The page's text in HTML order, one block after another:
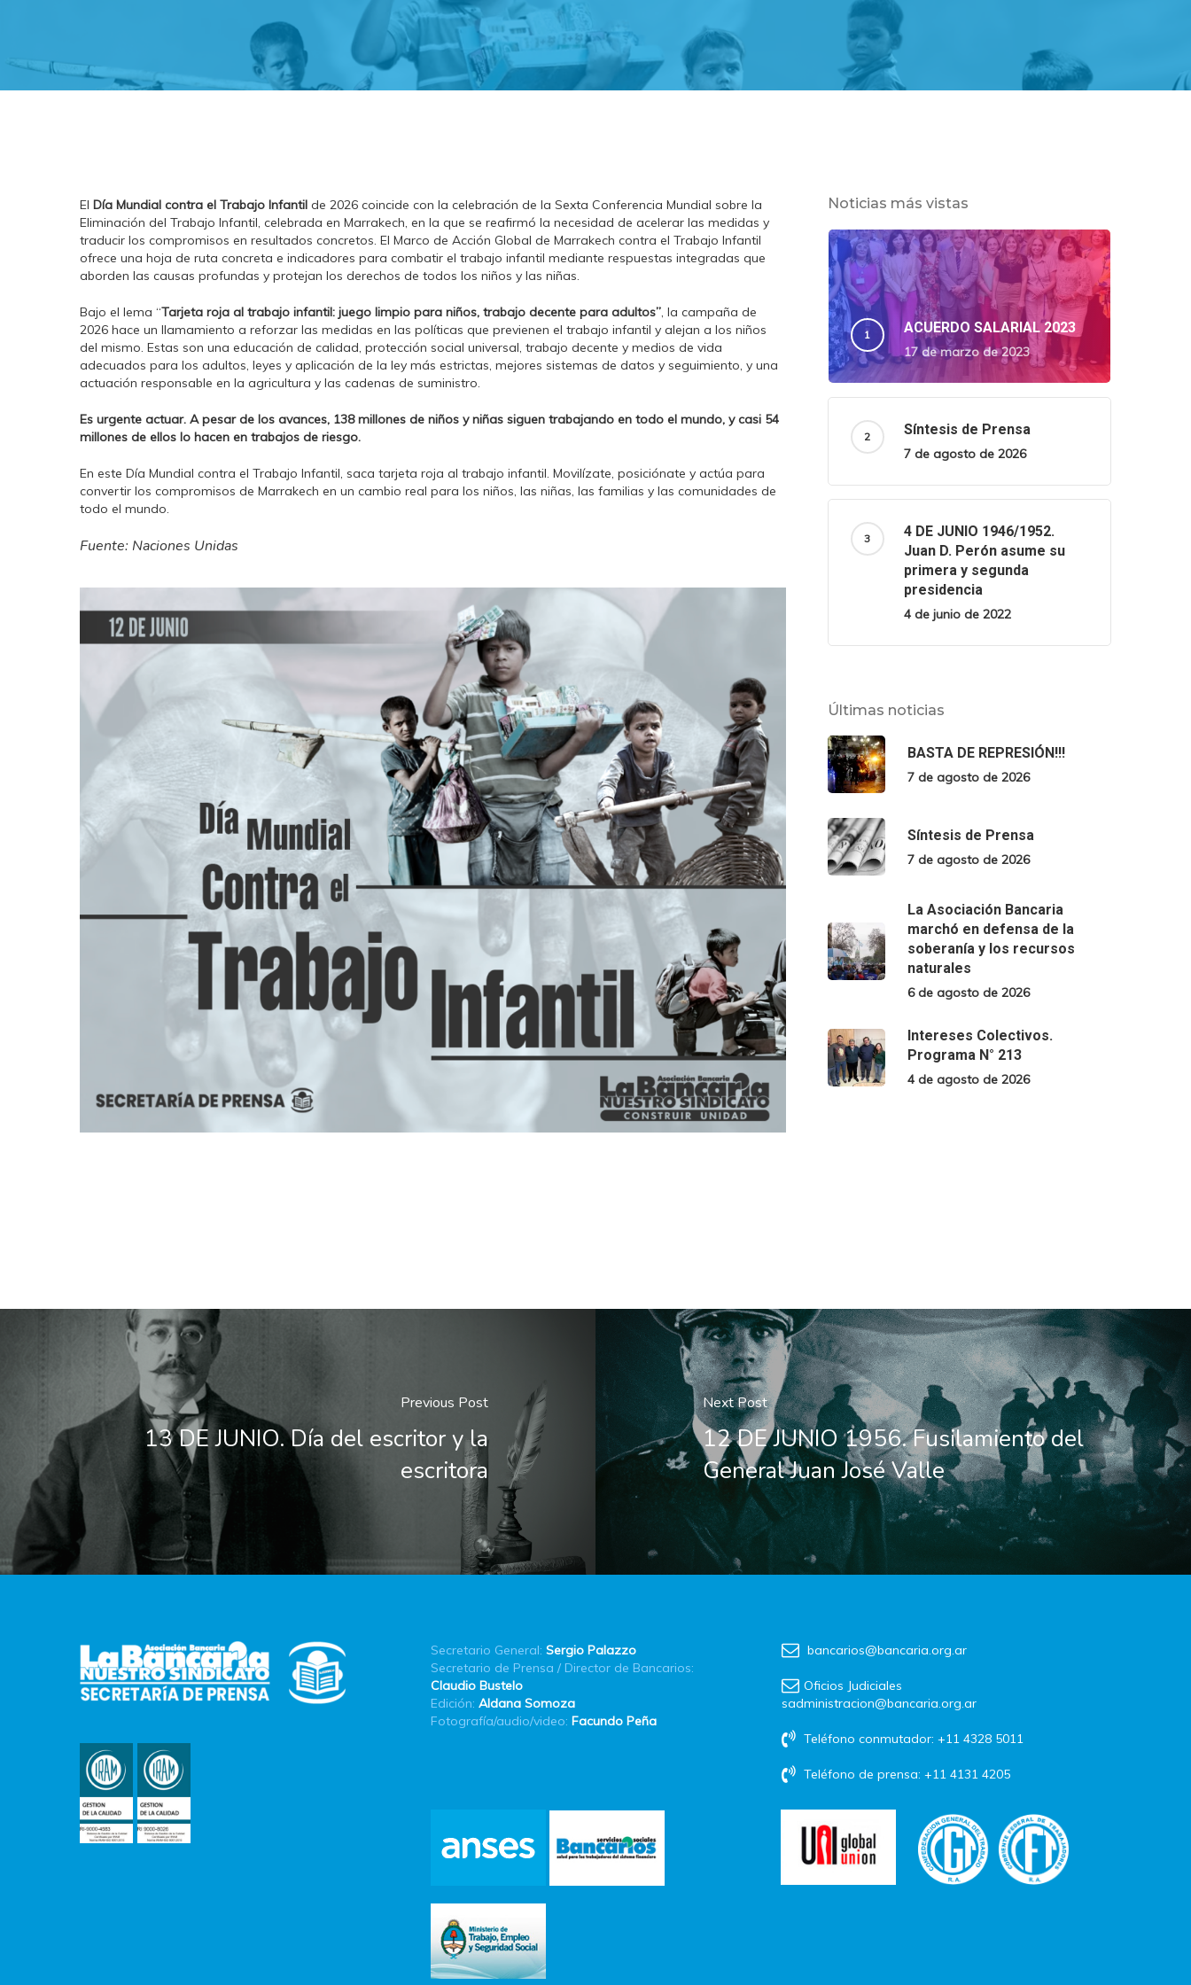
El Día Mundial contra el Trabajo Infantil de 2026 coincide con la celebración de la Sexta Conferencia Mundial sobre la
Eliminación del Trabajo Infantil, celebrada en Marrakech, en la que se reafirmó la necesidad de acelerar las medidas y
traducir los compromisos en resultados concretos. El Marco de Acción Global de Marrakech contra el Trabajo Infantil
ofrece una hoja de ruta concreta e indicadores para combatir el trabajo infantil mediante respuestas integradas que
aborden las causas profundas y protejan los derechos de todos los niños y las niñas.
Bajo el lema “Tarjeta roja al trabajo infantil: juego limpio para niños, trabajo decente para adultos”, la campaña de
2026 hace un llamamiento a reforzar las medidas en las políticas que previenen el trabajo infantil y alejan a los niños
del mismo. Estas son una educación de calidad, protección social universal, trabajo decente y medios de vida
adecuados para los adultos, leyes y aplicación de la ley más estrictas, mejores sistemas de datos y seguimiento, y una
actuación responsable en la agricultura y las cadenas de suministro.
Es urgente actuar. A pesar de los avances, 138 millones de niños y niñas siguen trabajando en todo el mundo, y casi 54
millones de ellos lo hacen en trabajos de riesgo.
En este Día Mundial contra el Trabajo Infantil, saca tarjeta roja al trabajo infantil. Movilízate, posiciónate y actúa para
convertir los compromisos de Marrakech en un cambio real para los niños, las niñas, las familias y las comunidades de
todo el mundo.
Fuente: Naciones Unidas
Noticias más vistas
ACUERDO SALARIAL 2023
17 de marzo de 2023
Síntesis de Prensa
7 de agosto de 2026
4 DE JUNIO 1946/1952.
Juan D. Perón asume su
primera y segunda
presidencia
4 de junio de 2022
Últimas noticias
BASTA DE REPRESIÓN!!!
7 de agosto de 2026
Síntesis de Prensa
7 de agosto de 2026
La Asociación Bancaria
marchó en defensa de la
soberanía y los recursos
naturales
6 de agosto de 2026
Intereses Colectivos.
Programa N° 213
4 de agosto de 2026
Previous Post
13 DE JUNIO. Día del escritor y la
escritora
Next Post
12 DE JUNIO 1956. Fusilamiento del
General Juan José Valle
Secretario General: Sergio Palazzo
Secretario de Prensa / Director de Bancarios:
Claudio Bustelo
Edición: Aldana Somoza
Fotografía/audio/video: Facundo Peña
bancarios@bancaria.org.ar
Oficios Judiciales
sadministracion@bancaria.org.ar
Teléfono conmutador: +11 4328 5011
Teléfono de prensa: +11 4131 4205